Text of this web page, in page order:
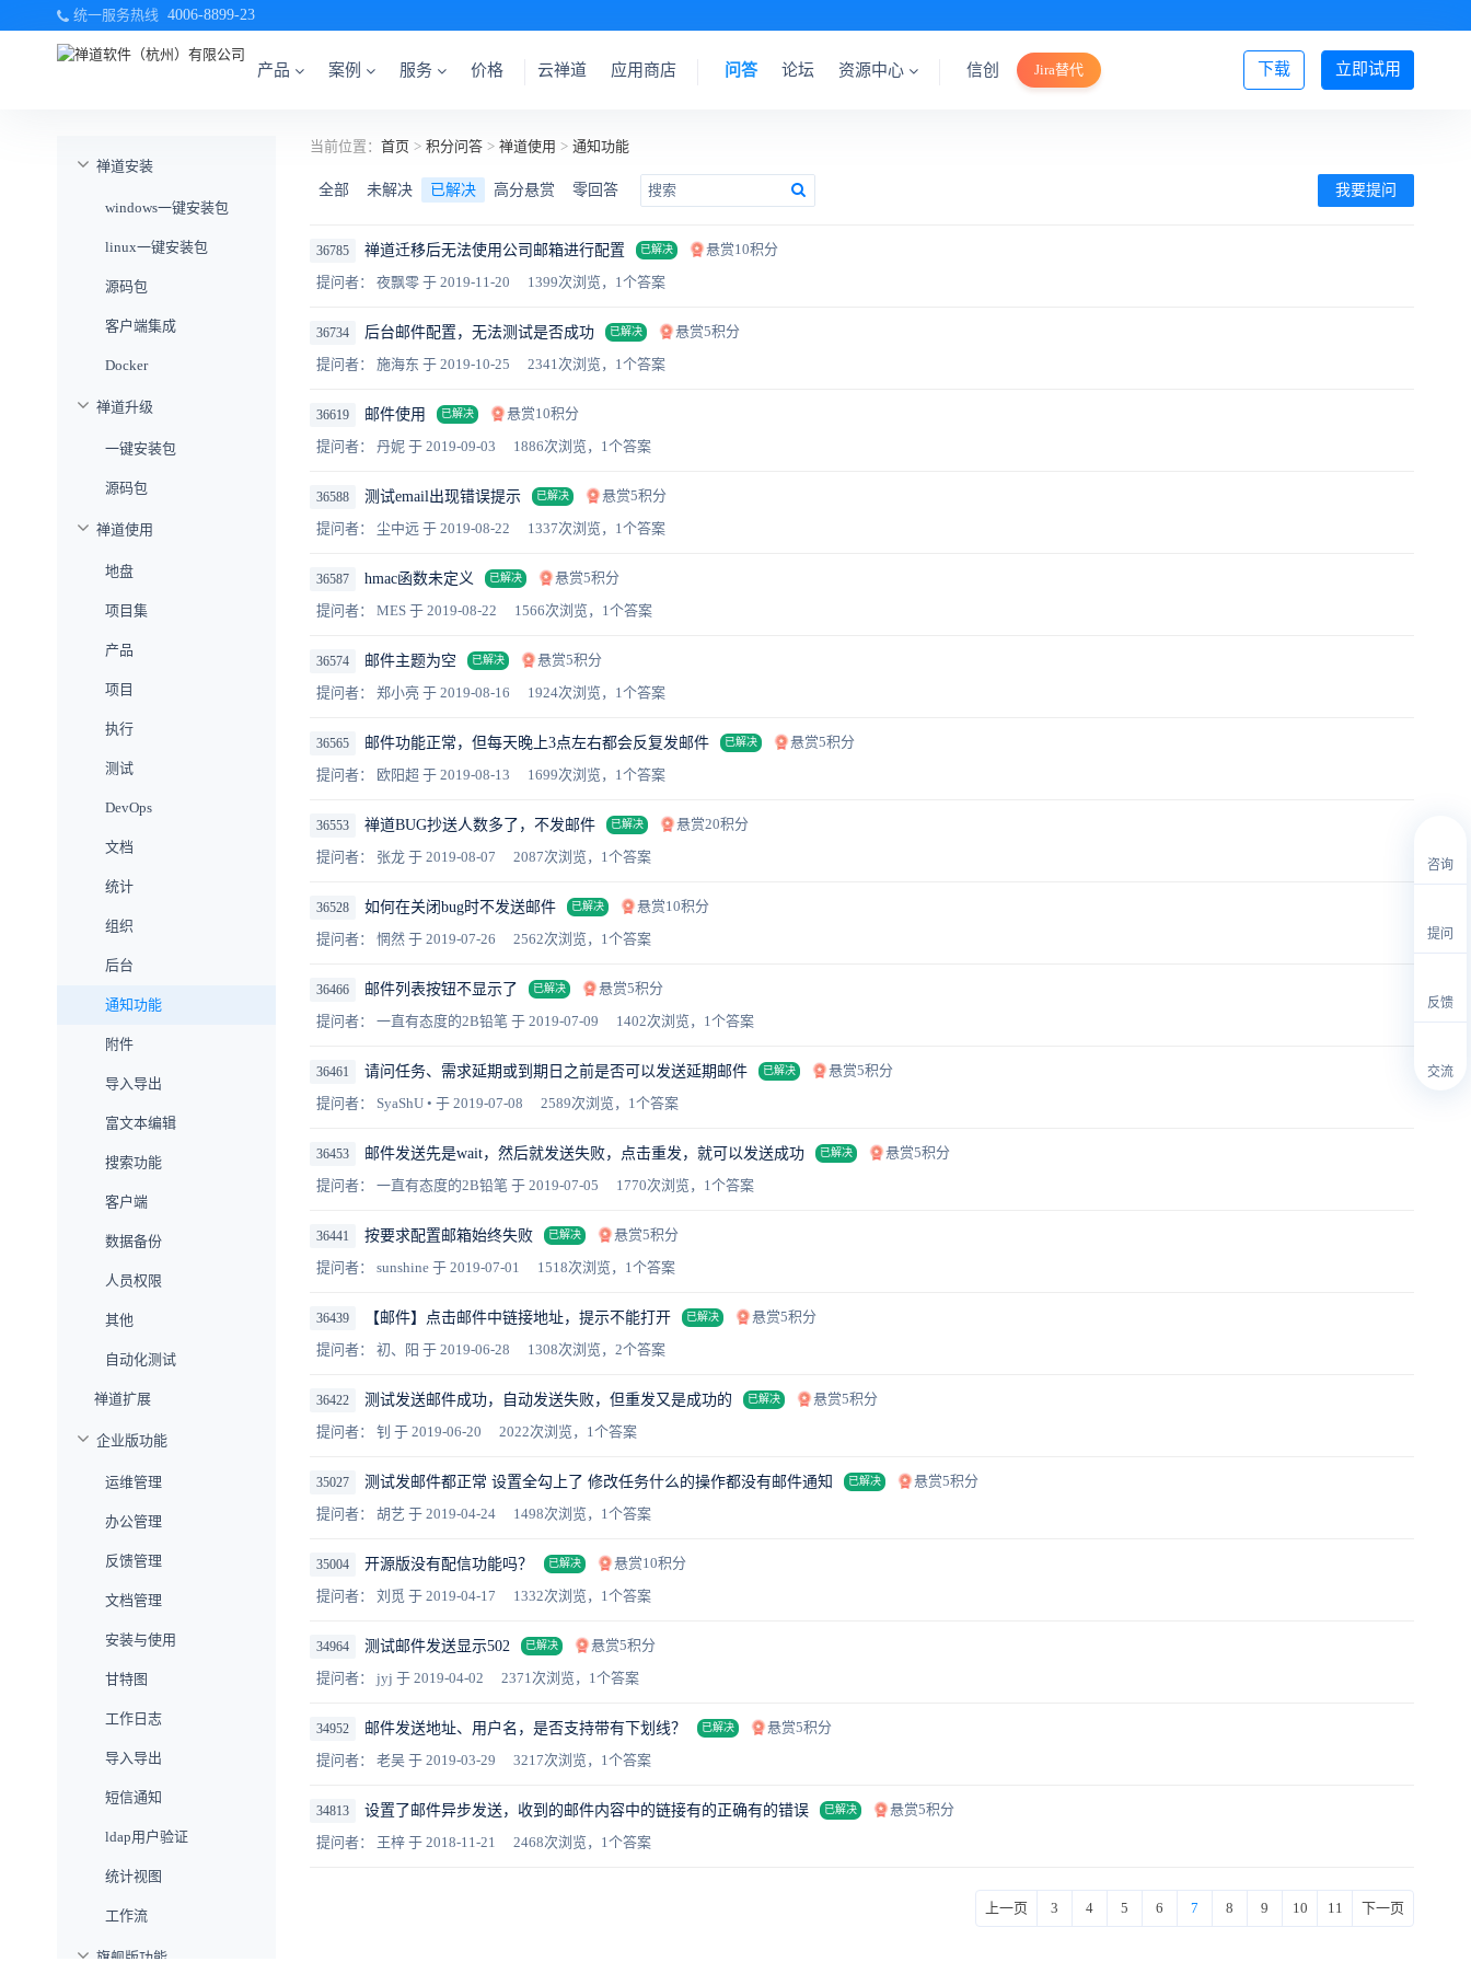
统一服务热线 4006-8899-23
产品 案例 服务 价格 立即试用
下载
云禅道 应用商店 问答 论坛 资源中心 信创 Jira替代 登录/注册
禅道安装
windows一键安装包
linux一键安装包
源码包
客户端集成
Docker
禅道升级
一键安装包
源码包
禅道使用
地盘
项目集
产品
项目
执行
测试
DevOps
文档
统计
组织
后台
通知功能
附件
导入导出
富文本编辑
搜索功能
客户端
数据备份
人员权限
其他
自动化测试
禅道扩展
企业版功能
运维管理
办公管理
反馈管理
文档管理
安装与使用
甘特图
工作日志
导入导出
短信通知
ldap用户验证
统计视图
工作流
旗舰版功能
当前位置： 首页 > 积分问答 > 禅道使用 > 通知功能
全部 未解决 已解决 高分悬赏 零回答 我要提问
36785 禅道迁移后无法使用公司邮箱进行配置 已解决
悬赏10积分
提问者： 夜飘零 于 2019-11-20 1399次浏览，1个答案
36734 后台邮件配置，无法测试是否成功 已解决
悬赏5积分
提问者： 施海东 于 2019-10-25 2341次浏览，1个答案
36619 邮件使用 已解决
悬赏10积分
提问者： 丹妮 于 2019-09-03 1886次浏览，1个答案
36588 测试email出现错误提示 已解决
悬赏5积分
提问者： 尘中远 于 2019-08-22 1337次浏览，1个答案
36587 hmac函数未定义 已解决
悬赏5积分
提问者： MES 于 2019-08-22 1566次浏览，1个答案
36574 邮件主题为空 已解决
悬赏5积分
提问者： 郑小亮 于 2019-08-16 1924次浏览，1个答案
36565 邮件功能正常，但每天晚上3点左右都会反复发邮件 已解决
悬赏5积分
提问者： 欧阳超 于 2019-08-13 1699次浏览，1个答案
36553 禅道BUG抄送人数多了，不发邮件 已解决
悬赏20积分
提问者： 张龙 于 2019-08-07 2087次浏览，1个答案
36528 如何在关闭bug时不发送邮件 已解决
悬赏10积分
提问者： 惘然 于 2019-07-26 2562次浏览，1个答案
36466 邮件列表按钮不显示了 已解决
悬赏5积分
提问者： 一直有态度的2B铅笔 于 2019-07-09 1402次浏览，1个答案
36461 请问任务、需求延期或到期日之前是否可以发送延期邮件 已解决
悬赏5积分
提问者： SyaShU • 于 2019-07-08 2589次浏览，1个答案
36453 邮件发送先是wait，然后就发送失败，点击重发，就可以发送成功 已解决
悬赏5积分
提问者： 一直有态度的2B铅笔 于 2019-07-05 1770次浏览，1个答案
36441 按要求配置邮箱始终失败 已解决
悬赏5积分
提问者： sunshine 于 2019-07-01 1518次浏览，1个答案
36439 【邮件】点击邮件中链接地址，提示不能打开 已解决
悬赏5积分
提问者： 初、阳 于 2019-06-28 1308次浏览，2个答案
36422 测试发送邮件成功，自动发送失败，但重发又是成功的 已解决
悬赏5积分
提问者： 钊 于 2019-06-20 2022次浏览，1个答案
35027 测试发邮件都正常 设置全勾上了 修改任务什么的操作都没有邮件通知 已解决
悬赏5积分
提问者： 胡艺 于 2019-04-24 1498次浏览，1个答案
35004 开源版没有配信功能吗？ 已解决
悬赏10积分
提问者： 刘觅 于 2019-04-17 1332次浏览，1个答案
34964 测试邮件发送显示502 已解决
悬赏5积分
提问者： jyj 于 2019-04-02 2371次浏览，1个答案
34952 邮件发送地址、用户名，是否支持带有下划线？ 已解决
悬赏5积分
提问者： 老吴 于 2019-03-29 3217次浏览，1个答案
34813 设置了邮件异步发送，收到的邮件内容中的链接有的正确有的错误 已解决
悬赏5积分
提问者： 王梓 于 2018-11-21 2468次浏览，1个答案
上一页 3 4 5 6 7 8 9 10 11 下一页
咨询
提问
反馈
交流